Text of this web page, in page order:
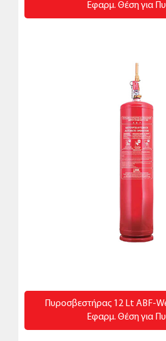
Εφαρμ. Θέση για
Πυροσβεστήρας 12 Lt ABF-
Εφαρμ. Θέση για